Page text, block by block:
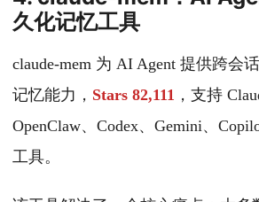
久化记忆工具
claude-mem 为 AI Agent 提供跨会
记忆能力， Stars 82,111 ，支持
OpenClaw、Codex、Gemini、
工具。